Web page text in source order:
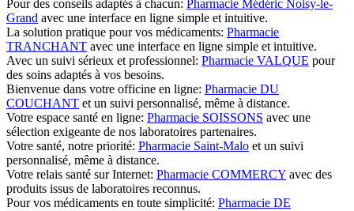
Pour des conseils adaptés à chacun: Pharmacie Médéric Noisy-le-
Grand avec une interface en ligne simple et intuitive.
La solution pratique pour vos médicaments: Pharmacie
TRANCHANT avec une interface en ligne simple et intuitive.
Avec un suivi sérieux et professionnel: Pharmacie VALQUE pour
des soins adaptés à vos besoins.
Bienvenue dans votre officine en ligne: Pharmacie DU
COUCHANT et un suivi personnalisé, même à distance.
Votre espace santé en ligne: Pharmacie SOISSONS avec une
sélection exigeante de nos laboratoires partenaires.
Votre santé, notre priorité: Pharmacie Saint-Malo et un suivi
personnalisé, même à distance.
Votre relais santé sur Internet: Pharmacie COMMERCY avec des
produits issus de laboratoires reconnus.
Pour vos médicaments en toute simplicité: Pharmacie DE